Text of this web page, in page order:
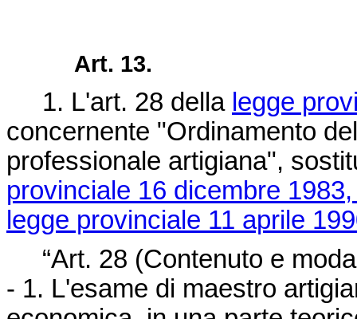
Art. 13.
1. L'art. 28 della legge
concernente "Ordinamento
professionale artigiana",
provinciale 16 dicembre
legge provinciale 11 aprile
“Art. 28 (Contenuto e
- 1. L'esame di maestro